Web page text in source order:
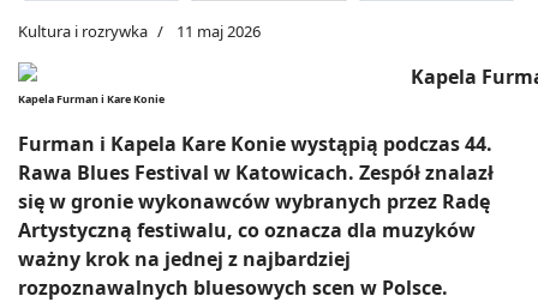
Kultura i rozrywka 11 maj 2026
Kapela Furman i Kare Konie
Furman i Kapela Kare Konie wystąpią podczas 44.
Rawa Blues Festival w Katowicach. Zespół znalazł
się w gronie wykonawców wybranych przez Radę
Artystyczną festiwalu, co oznacza dla muzyków
ważny krok na jednej z najbardziej
rozpoznawalnych bluesowych scen w Polsce.